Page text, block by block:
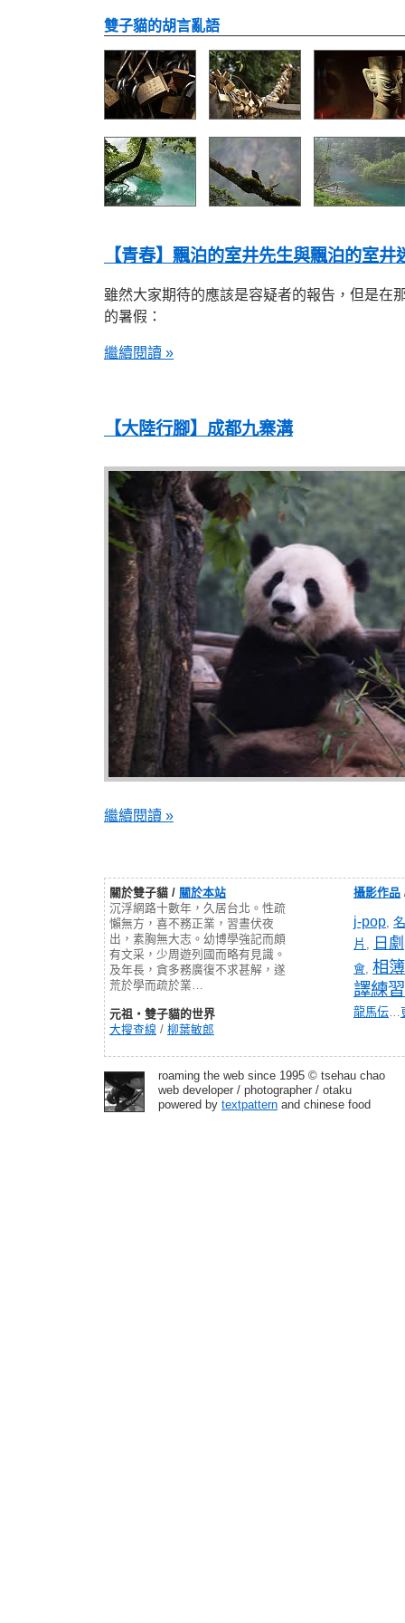
雙子貓的胡言亂語
【青春】飄泊的室井先生與飄泊的室井
雖然大家期待的應該是容疑者的報告，但是在
的暑假：
繼續閱讀 »
【大陸行腳】成都九寨溝
繼續閱讀 »
關於雙子貓 / 關於本站
沉浮網路十數年，久居台北。性疏
懶無方，喜不務正業，習晝伏夜
出，素胸無大志。幼博學強記而頗
有文采，少周遊列國而略有見識。
及年長，貪多務廣復不求甚解，遂
荒於學而疏於業…
元祖‧雙子貓的世界
大搜查線 / 柳葉敏郎
攝影作品
j-pop,
片 , 日劇
會, 相簿
譯練習
龍馬伝…
roaming the web since 1995 © tsehau chao
web developer / photographer / otaku
powered by textpattern and chinese food